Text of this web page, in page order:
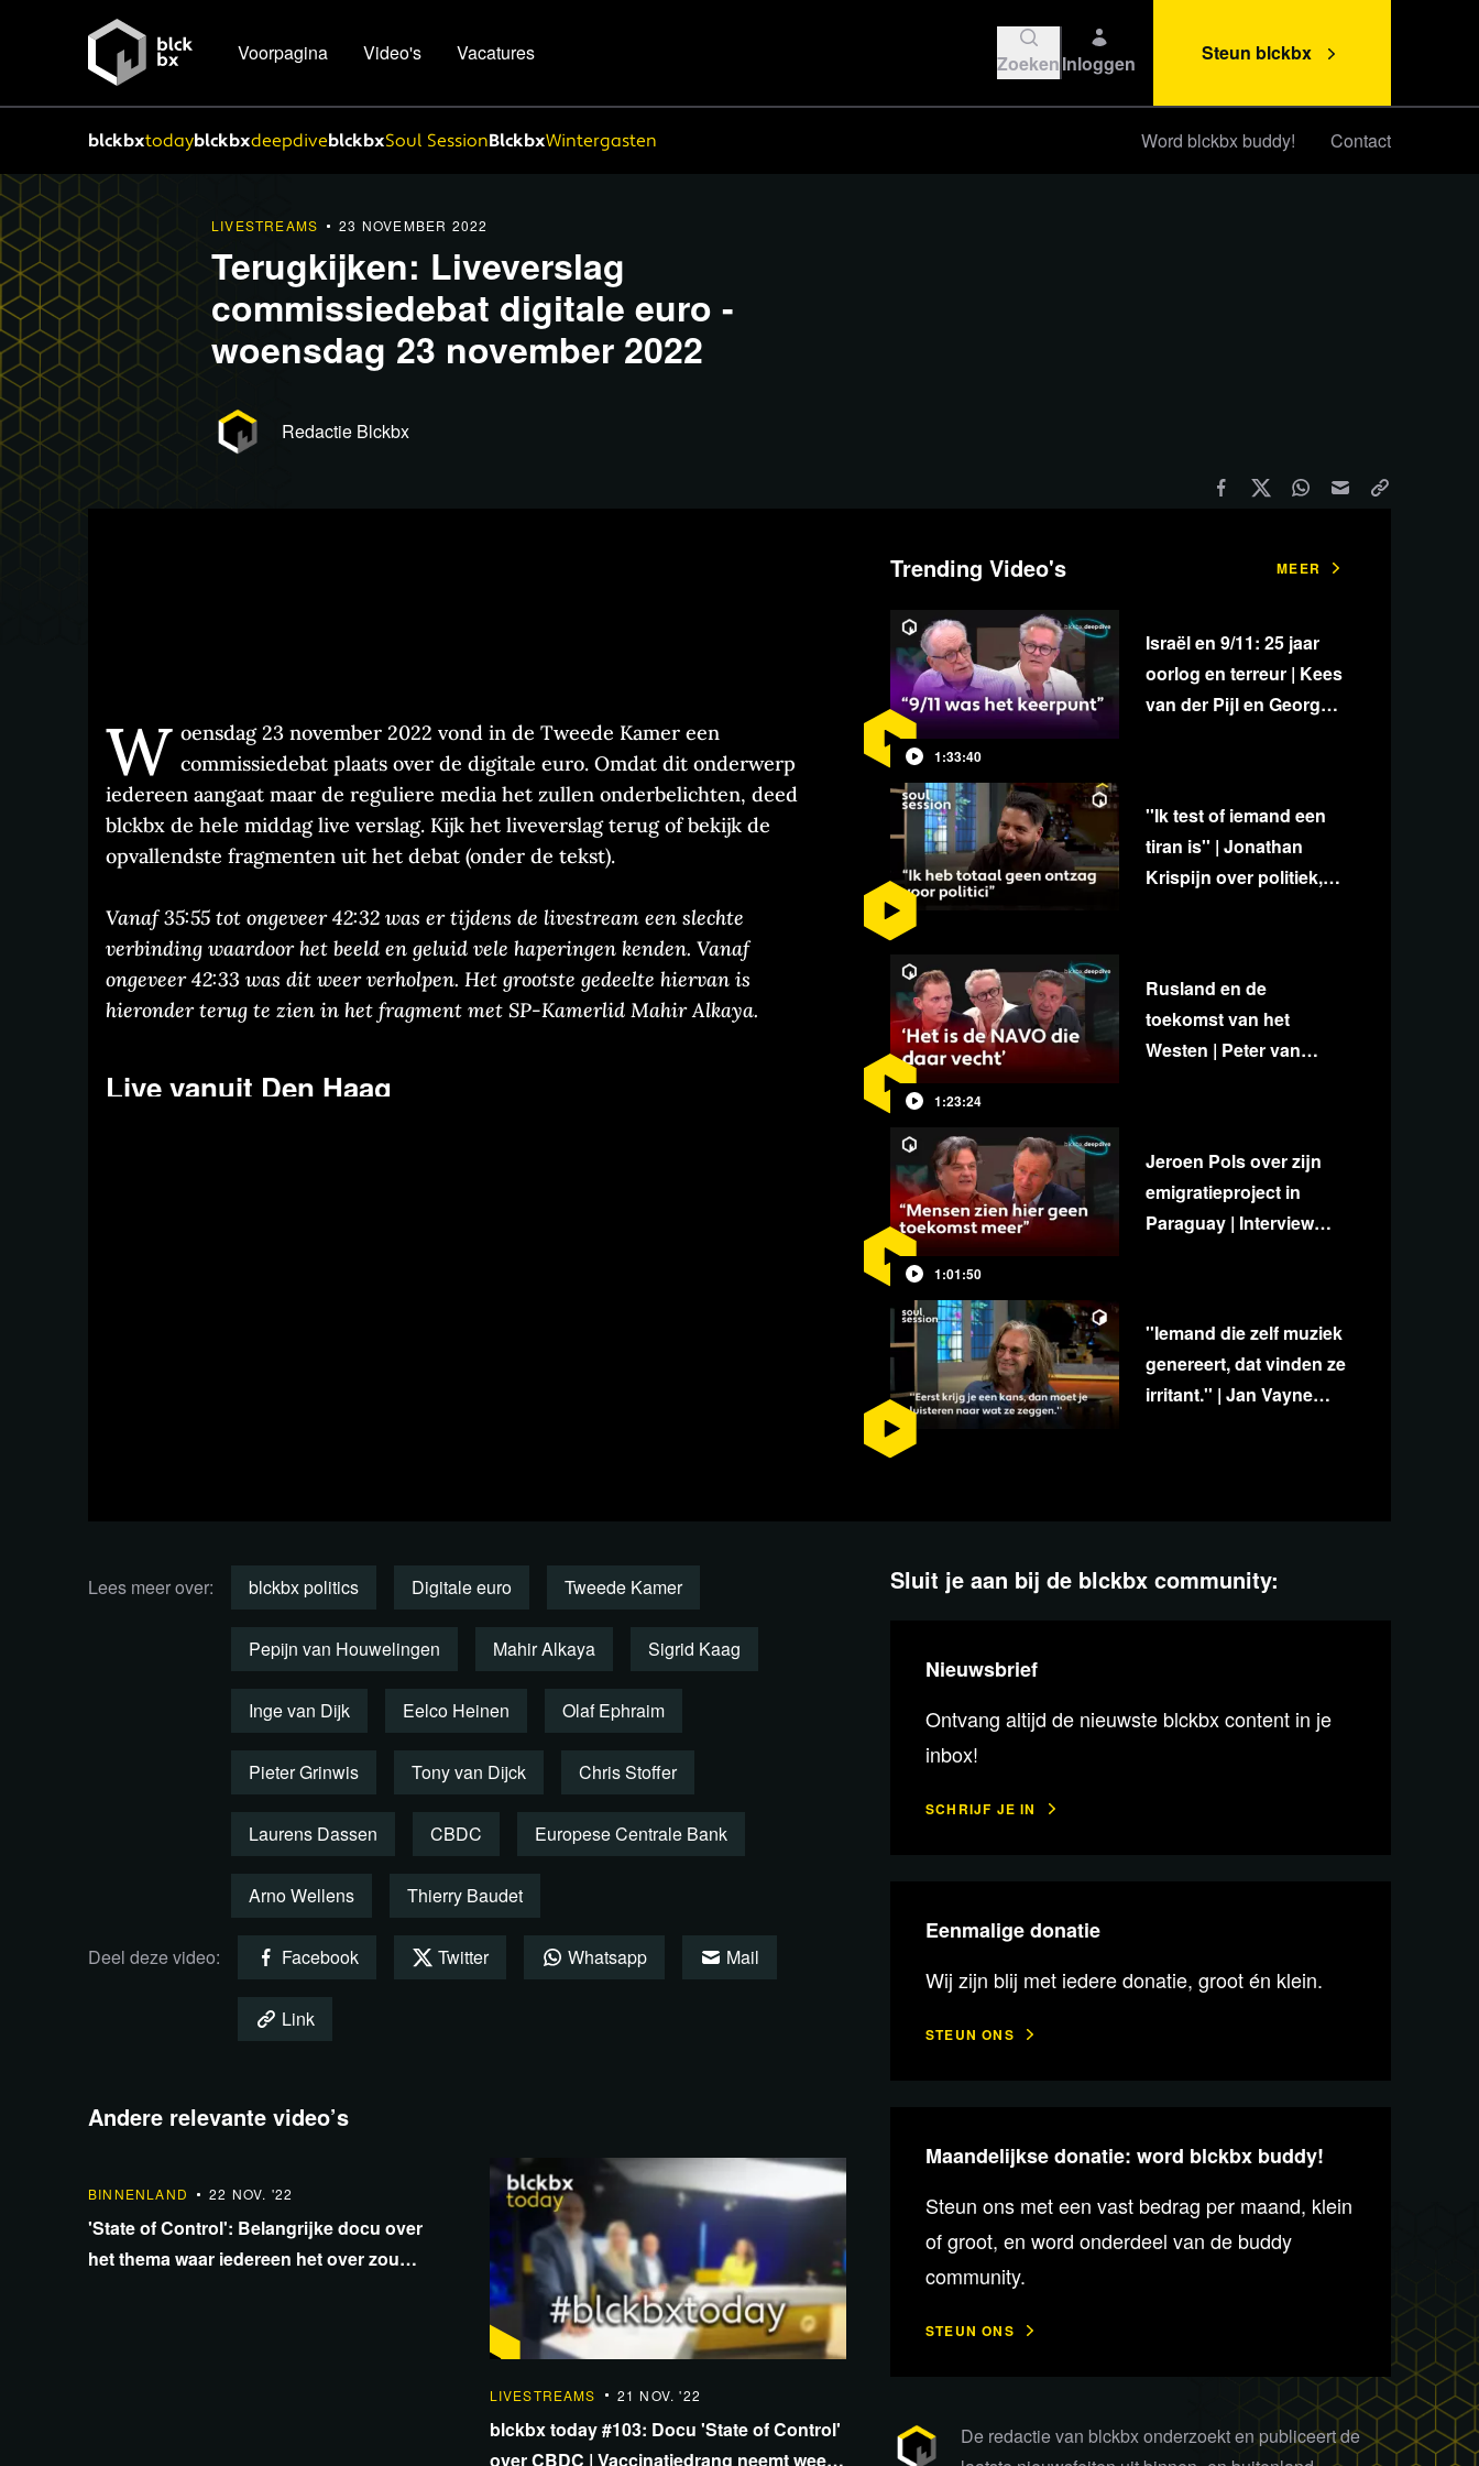
Voorpagina Video's Vacatures ZoekenInloggen Steun blckbx
blckbxtodayblckbxdeepdiveblckbxSoul SessionBlckbxWintergasten Word blckbx buddy! Contact
LIVESTREAMS 23 NOVEMBER 2022
Terugkijken: Liveverslag
commissiedebat digitale euro -
woensdag 23 november 2022
Redactie Blckbx
W oensdag 23 november 2022 vond in de Tweede Kamer een
commissiedebat plaats over de digitale euro. Omdat dit onderwerp
iedereen aangaat maar de reguliere media het zullen onderbelichten, deed
blckbx de hele middag live verslag. Kijk het liveverslag terug of bekijk de
opvallendste fragmenten uit het debat (onder de tekst).
Vanaf 35:55 tot ongeveer 42:32 was er tijdens de livestream een slechte
verbinding waardoor het beeld en geluid vele haperingen kenden. Vanaf
ongeveer 42:33 was dit weer verholpen. Het grootste gedeelte hiervan is
hieronder terug te zien in het fragment met SP-Kamerlid Mahir Alkaya.
Live vanuit Den Haag
‘Van wie wordt ons geld’.
Lees meer over: blckbx politics Digitale euro Tweede Kamer
Pepijn van Houwelingen Mahir Alkaya Sigrid Kaag
Inge van Dijk Eelco Heinen Olaf Ephraim
Pieter Grinwis Tony van Dijck Chris Stoffer
Laurens Dassen CBDC Europese Centrale Bank
Arno Wellens Thierry Baudet
Deel deze video: Facebook Twitter Whatsapp Mail
Link
Andere relevante video’s
BINNENLAND 22 NOV. '22
'State of Control': Belangrijke docu over
het thema waar iedereen het over zou
LIVESTREAMS 21 NOV. '22
blckbx today #103: Docu 'State of Control'
over CBDC | Vaccinatiedrang neemt weer
Trending Video's MEER
1:33:40
Israël en 9/11: 25 jaar
oorlog en terreur | Kees
van der Pijl en George
''Ik test of iemand een
tiran is'' | Jonathan
Krispijn over politiek,
1:23:24
Rusland en de
toekomst van het
Westen | Peter van
1:01:50
Jeroen Pols over zijn
emigratieproject in
Paraguay | Interview
''Iemand die zelf muziek
genereert, dat vinden ze
irritant.'' | Jan Vayne
Sluit je aan bij de blckbx community:
Nieuwsbrief
Ontvang altijd de nieuwste blckbx content in je
inbox!
SCHRIJF JE IN
Eenmalige donatie
Wij zijn blij met iedere donatie, groot én klein.
STEUN ONS
Maandelijkse donatie: word blckbx buddy!
Steun ons met een vast bedrag per maand, klein
of groot, en word onderdeel van de buddy
community.
STEUN ONS
De redactie van blckbx onderzoekt en publiceert de